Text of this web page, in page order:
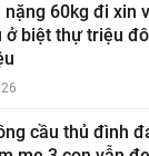
nặng 60kg đi xin
ở biệt thự triệu
cầu thủ đình